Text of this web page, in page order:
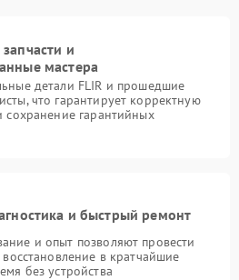
и
мастера
детали FLIR и прошедшие
что гарантирует корректную
сохранение гарантийных
и быстрый ремонт
и опыт позволяют провести
восстановление в кратчайшие
без устройства